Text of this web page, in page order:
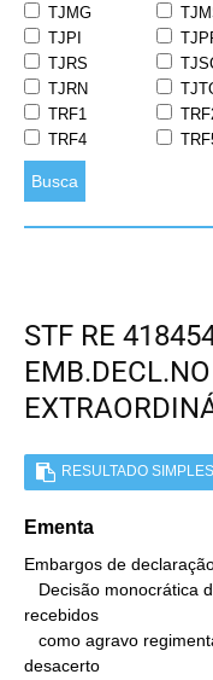
TJMG
TJPI
TJRS
TJRN
TRF1
TRF4
Busca
STF RE
RESULTADO SIMPLES
Ementa
Embargos de
recebidos
desacerto